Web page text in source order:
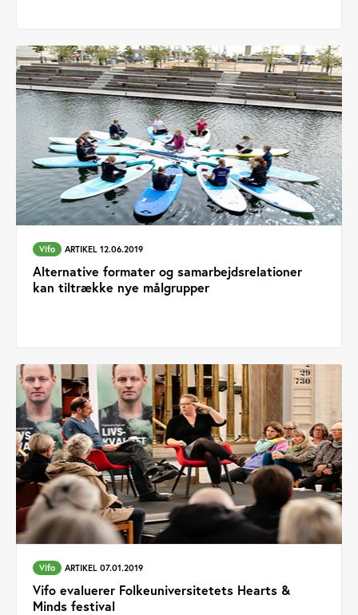
Vifo ARTIKEL 12.06.2019
Alternative formater og samarbejdsrelationer
kan tiltrække nye målgrupper
Vifo ARTIKEL 07.01.2019
Vifo evaluerer Folkeuniversitetets Hearts &
Minds festival